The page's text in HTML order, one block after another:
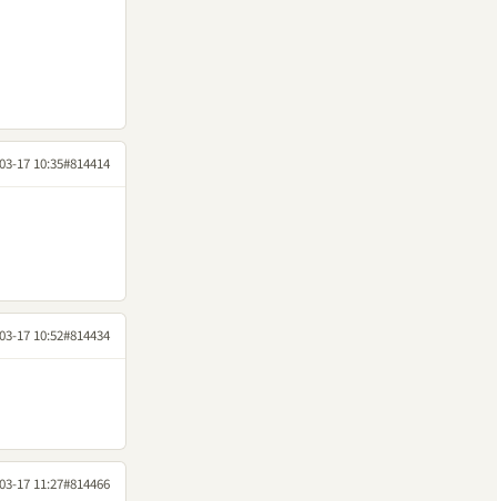
17 10:35#814414
17 10:52#814434
17 11:27#814466